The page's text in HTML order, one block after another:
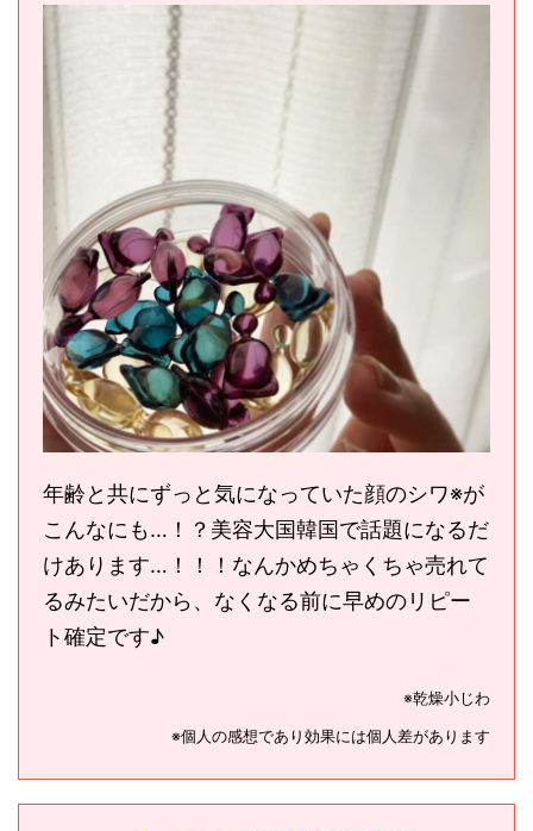
年齢と共にずっと気になっていた顔のシワ※が
こんなにも…！？美容大国韓国で話題になるだ
けあります…！！！なんかめちゃくちゃ売れて
るみたいだから、なくなる前に早めのリピー
ト確定です♪
※乾燥小じわ
※個人の感想であり効果には個人差があります